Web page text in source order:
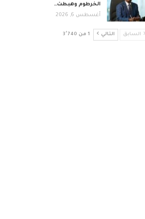
الخرطوم وهبطت…
أغسطس 6, 2026
السابق التالي 1 من 3٬740